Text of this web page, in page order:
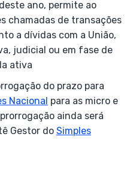
ano, permite ao
chamadas de transações
a dívidas com a União,
judicial ou em fase de
ativa
do prazo para
Nacional para as micro e
ainda será
Gestor do Simples